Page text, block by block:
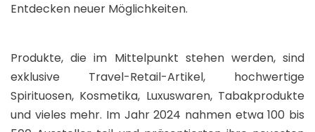
Entdecken neuer Möglichkeiten.
Produkte, die im Mittelpunkt stehen werden, sind
exklusive Travel-Retail-Artikel, hochwertige
Spirituosen, Kosmetika, Luxuswaren, Tabakprodukte
und vieles mehr. Im Jahr 2024 nahmen etwa 100 bis